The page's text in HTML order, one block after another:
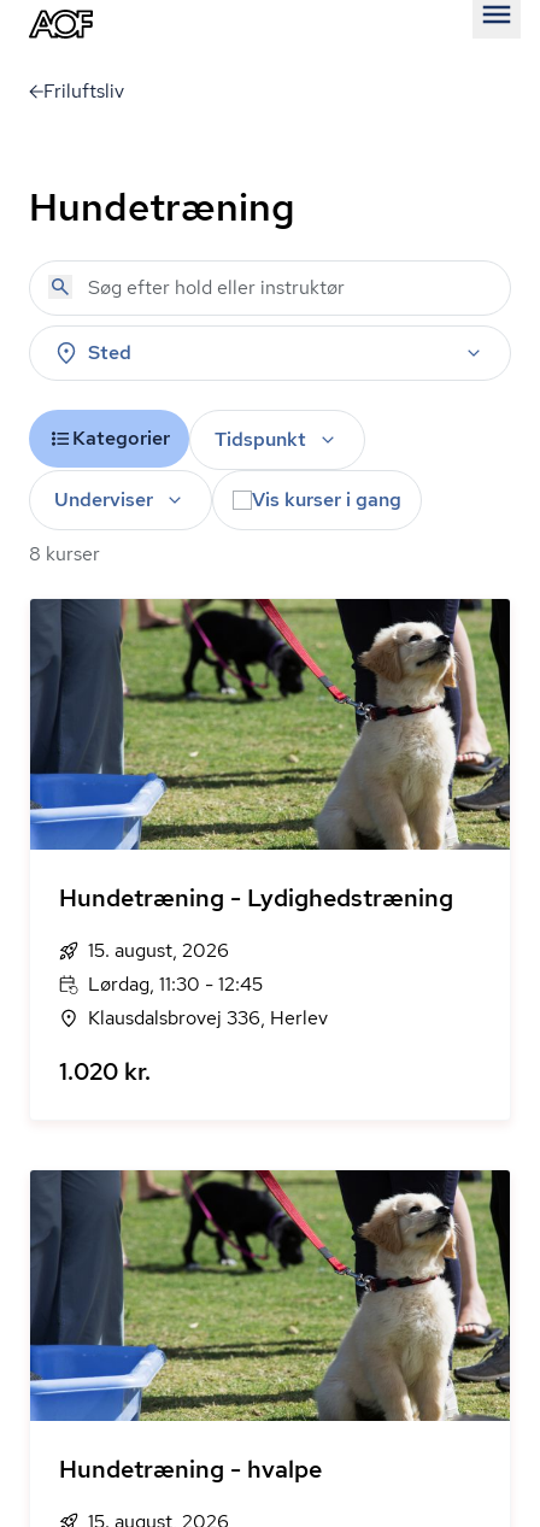
Friluftsliv
Hundetræning
Sted
Kategorier Tidspunkt
Underviser Vis kurser i gang
8 kurser
Hundetræning - Lydighedstræning
15. august, 2026
Lørdag, 11:30 - 12:45
Klausdalsbrovej 336, Herlev
1.020 kr.
Hundetræning - hvalpe
15. august, 2026